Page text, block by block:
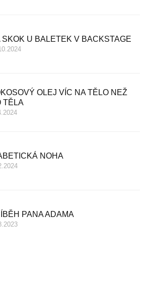
SKOK U BALETEK V BACKSTAGE
OLEJ VÍC NA TĚLO NEŽ
TĚLA
NOHA
PANA ADAMA